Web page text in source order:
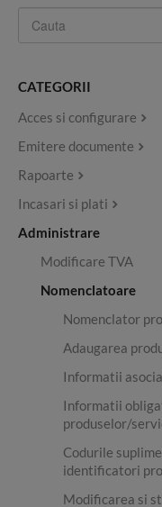
CATEGORII
Acces si configurare
Emitere documente
Rapoarte
Incasari si plati
Administrare
Modificare TVA
Nomenclatoare
Nomenclator
Adaugarea
Informatii
Informatii
produselor/
Codurile
identificatori
Modificarea si